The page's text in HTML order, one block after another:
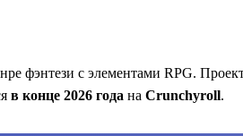
фэнтези с элементами RPG.
в конце 2026 года на Crunchyroll.